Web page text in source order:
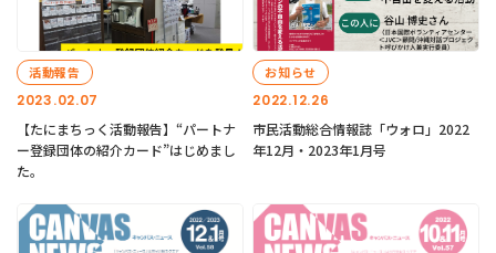
2023.02.07
活動報告
【たにまちっく活動報告】“パートナ
ー登録団体の紹介カード”はじめまし
た。
2022.12.26
お知らせ
市民活動総合情報誌「ウォロ」2022
年12月・2023年1月号